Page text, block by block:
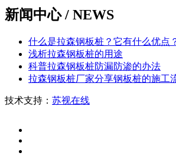
新闻中心/ NEWS
什么是拉森钢板桩？它有什么优点
浅析拉森钢板桩的用途
科普拉森钢板桩防漏防渗的办法
拉森钢板桩厂家分享钢板桩的施工
技术支持： 苏视在线